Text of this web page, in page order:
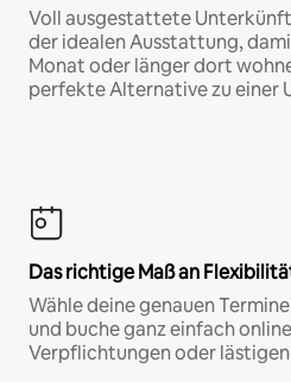
Voll ausgestattete
der idealen Ausstattung,
Monat oder länger dort
perfekte Alternative zu einer
Das richtige Maß an
Wähle deine genauen
und buche ganz einfach
Verpflichtungen oder